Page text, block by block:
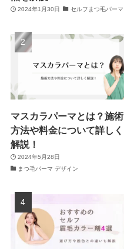
2024年1月30日 セルフまつ毛パーマ
マスカラパーマとは？施術
方法や料金について詳しく
解説！
2024年5月28日
まつ毛パーマ デザイン